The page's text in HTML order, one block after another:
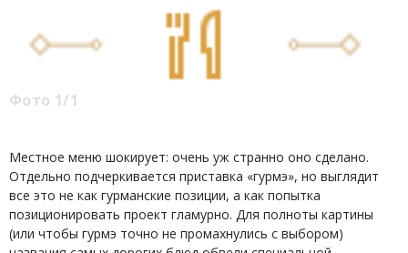
Фото 1/1
Местное меню шокирует: очень уж странно оно сделано.
Отдельно подчеркивается приставка «гурмэ», но выглядит
все это не как гурманские позиции, а как попытка
позиционировать проект гламурно. Для полноты картины
(или чтобы гурмэ точно не промахнулись с выбором)